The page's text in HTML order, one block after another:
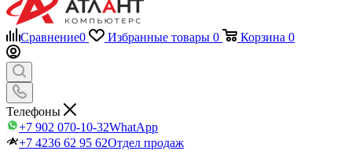
Сравнение0 Избранные товары 0 Корзина 0
Телефоны
+7 902 070-10-32WhatApp
+7 4236 62 95 62Отдел продаж